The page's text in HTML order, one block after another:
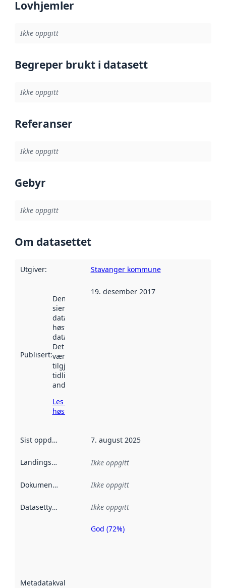
Lovhjemler
Ikke oppgitt
Begreper brukt i datasett
Ikke oppgitt
Referanser
Ikke oppgitt
Gebyr
Ikke oppgitt
Om datasettet
Utgiver: Stavanger kommune
Publisert:
Denne datoen
sier når
datasettet ble
høstet av
data.norge.no.
Det kan ha
vært
tilgjengelig
tidligere
andre steder.
Les mer om
høsting her
19. desember 2017
Sist oppdatert 7. august 2025
Landingsside Ikke oppgitt
Dokumentasjon Ikke oppgitt
Datasettype Ikke oppgitt
Metadatakvalitet
Metadatakvalitet
God (72%)